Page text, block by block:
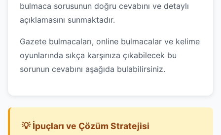
bulmaca sorusunun doğru cevabını ve detaylı
açıklamasını sunmaktadır.
Gazete bulmacaları, online bulmacalar ve kelime
oyunlarında sıkça karşınıza çıkabilecek bu
sorunun cevabını aşağıda bulabilirsiniz.
💡 İpuçları ve Çözüm Stratejisi